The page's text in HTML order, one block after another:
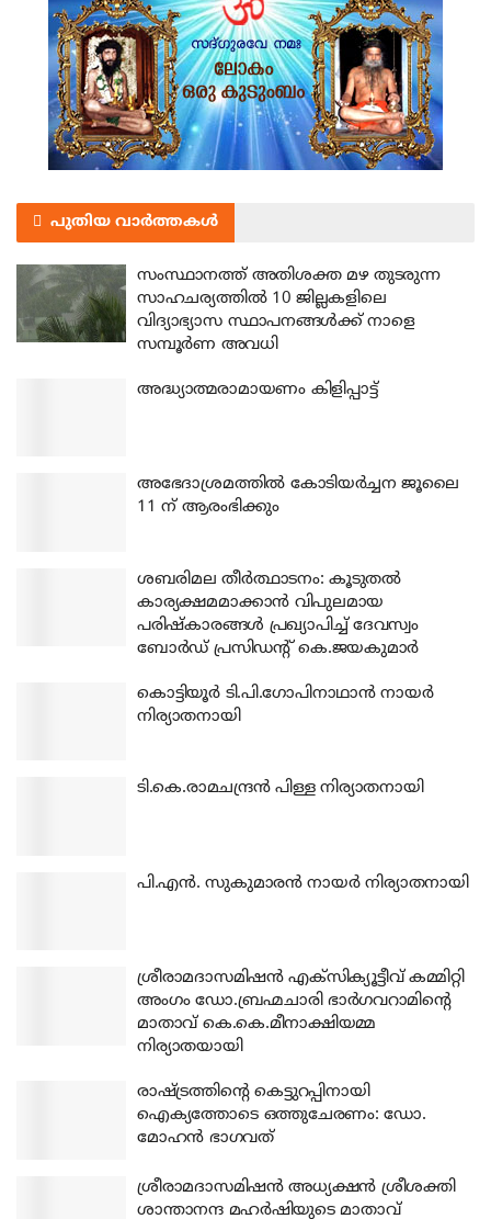
പുതിയ വാർത്തകൾ
സംസ്ഥാനത്ത് അതിശക്ത മഴ തുടരുന്ന
സാഹചര്യത്തിൽ 10 ജില്ലകളിലെ
വിദ്യാഭ്യാസ സ്ഥാപനങ്ങൾക്ക് നാളെ
സമ്പൂർണ അവധി
അദ്ധ്യാത്മരാമായണം കിളിപ്പാട്ട്
അഭേദാശ്രമത്തില്‍ കോടിയര്‍ച്ചന ജൂലൈ
11 ന് ആരംഭിക്കും
ശബരിമല തീര്‍ത്ഥാടനം: കൂടുതല്‍
കാര്യക്ഷമമാക്കാന്‍ വിപുലമായ
പരിഷ്‌കാരങ്ങള്‍ പ്രഖ്യാപിച്ച് ദേവസ്വം
ബോര്‍ഡ് പ്രസിഡന്റ് കെ.ജയകുമാര്‍
കൊട്ടിയൂര്‍ ടി.പി.ഗോപിനാഥാന്‍ നായര്‍
നിര്യാതനായി
ടി.കെ.രാമചന്ദ്രന്‍ പിള്ള നിര്യാതനായി
പി.എന്‍. സുകുമാരന്‍ നായര്‍ നിര്യാതനായി
ശ്രീരാമദാസമിഷന്‍ എക്‌സിക്യൂട്ടീവ് കമ്മിറ്റി
അംഗം ഡോ.ബ്രഹ്മചാരി ഭാര്‍ഗവറാമിന്റെ
മാതാവ് കെ.കെ.മീനാക്ഷിയമ്മ
നിര്യാതയായി
രാഷ്ട്രത്തിന്റെ കെട്ടുറപ്പിനായി
ഐക്യത്തോടെ ഒത്തുചേരണം: ഡോ.
മോഹന്‍ ഭാഗവത്
ശ്രീരാമദാസമിഷന്‍ അധ്യക്ഷന്‍ ശ്രീശക്തി
ശാന്താനന്ദ മഹര്‍ഷിയുടെ മാതാവ്